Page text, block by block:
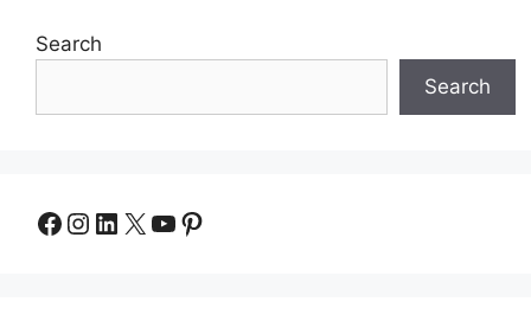
Search
Search
Facebook
Instagram
LinkedIn
X YouTube
Pinterest